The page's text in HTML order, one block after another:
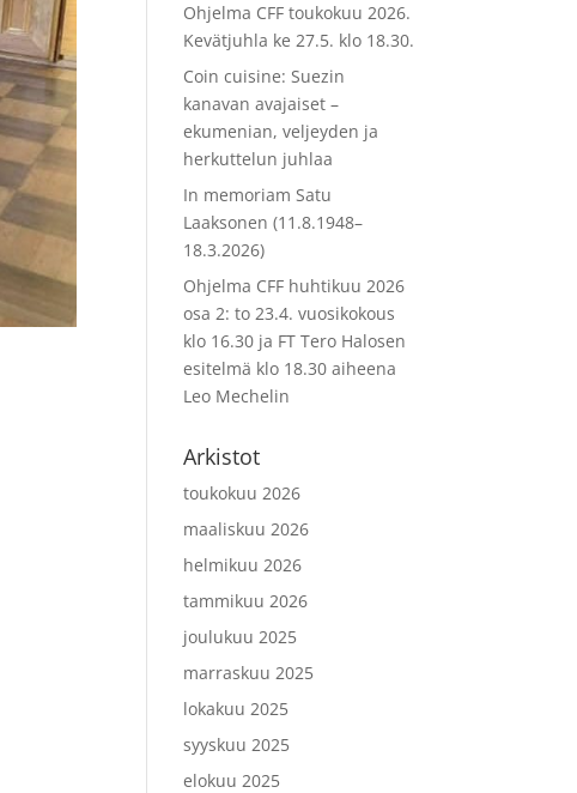
Ohjelma CFF toukokuu 2026.
Kevätjuhla ke 27.5. klo 18.30.
Coin cuisine: Suezin
kanavan avajaiset –
ekumenian, veljeyden ja
herkuttelun juhlaa
In memoriam Satu
Laaksonen (11.8.1948–
18.3.2026)
Ohjelma CFF huhtikuu 2026
osa 2: to 23.4. vuosikokous
klo 16.30 ja FT Tero Halosen
esitelmä klo 18.30 aiheena
Leo Mechelin
Arkistot
toukokuu 2026
maaliskuu 2026
helmikuu 2026
tammikuu 2026
joulukuu 2025
marraskuu 2025
lokakuu 2025
syyskuu 2025
elokuu 2025